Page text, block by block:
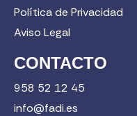
Política de Privacidad
Aviso Legal
CONTACTO
958 52 12 45
info@fadi.es